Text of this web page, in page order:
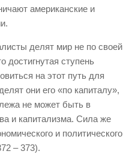
американские и
делят мир не по своей
достигнутая ступень
на этот путь для
они его «по капиталу»,
не может быть в
и капитализма. Сила же
и политического
– 373).